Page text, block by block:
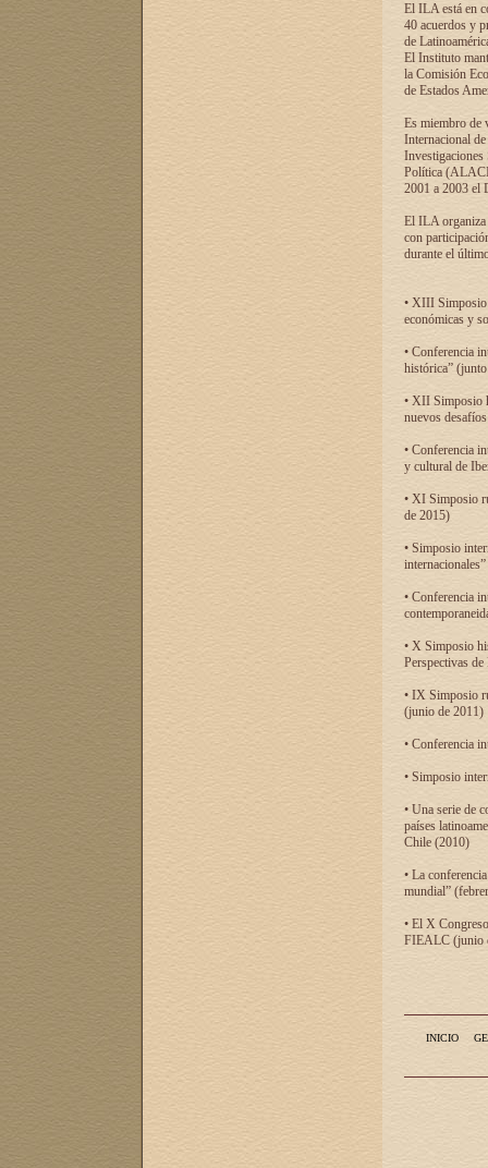
El ILA está en
40 acuerdos y
de
El Instituto
la Comisión
de Estados
Es miembro de
Internacional
Investigaciones
Política
2001 a 2003 el
El ILA organiza
con
durante el
• XIII Simposio
económicas y
• Conferencia
histórica”
• XII Simposio
nuevos
• Conferencia
y cultural de
• XI Simposio
de 2015)
• Simposio
• Conferencia
• X Simposio
Perspectivas
• IX Simposio
(junio de 2011)
• Conferencia
• Simposio
• Una serie de
países
Chile (2010)
• La
mundial”
• El X
FIEALC (junio
INICIO